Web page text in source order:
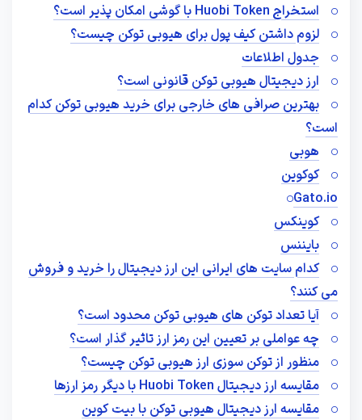
استخراج Huobi Token با گوشی امکان پذیر است؟
لزوم داشتن کیف پول برای هیوبی توکن چیست؟
جدول اطلاعات
ارز دیجیتال هیوبی توکن قانونی است؟
بهترین صرافی های خارجی برای خرید هیوبی توکن کدام
است؟
هوبی
کوکوین
Gato.io
کوینکس
بایننس
کدام سایت های ایرانی این ارز دیجیتال را خرید و فروش
می کنند؟
آیا تعداد توکن های هیوبی توکن محدود است؟
چه عواملی بر تعیین این رمز ارز تاثیر گذار است؟
منظور از توکن سوزی ارز هیوبی توکن چیست؟
مقایسه ارز دیجیتال Huobi Token با دیگر رمز ارزها
مقایسه ارز دیجیتال هیوبی توکن با بیت کوین